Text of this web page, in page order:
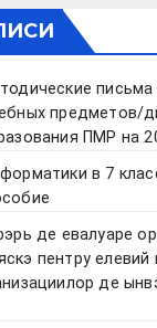
письма
предметов/
ПМР на
в 7
де евалуаре
пентру елевий
де